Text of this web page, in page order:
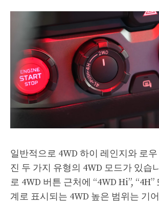
일반적으로 4WD 하이 레인지와 로
진 두 가지 유형의 4WD 모드가 있습
로 4WD 버튼 근처에 “4WD Hi”,
계로 표시되는 4WD 높은 범위는 기